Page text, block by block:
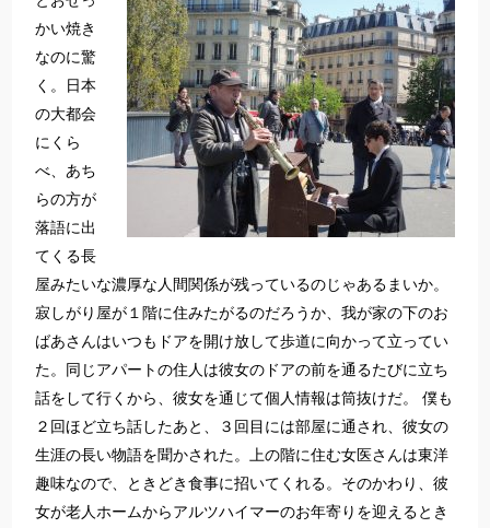
かい焼き
なのに驚
く。日本
の大都会
にくら
べ、あち
らの方が
落語に出
てくる長
屋みたいな濃厚な人間関係が残っているのじゃあるまいか。
寂しがり屋が１階に住みたがるのだろうか、我が家の下のお
ばあさんはいつもドアを開け放して歩道に向かって立ってい
た。同じアパートの住人は彼女のドアの前を通るたびに立ち
話をして行くから、彼女を通じて個人情報は筒抜けだ。 僕も
２回ほど立ち話したあと、３回目には部屋に通され、彼女の
生涯の長い物語を聞かされた。上の階に住む女医さんは東洋
趣味なので、ときどき食事に招いてくれる。そのかわり、彼
女が老人ホームからアルツハイマーのお年寄りを迎えるとき